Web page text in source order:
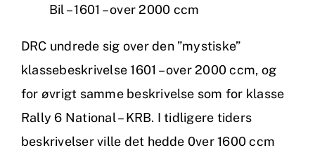
Bil – 1601 – over 2000 ccm
DRC undrede sig over den ”mystiske”
klassebeskrivelse 1601 – over 2000 ccm, og
for øvrigt samme beskrivelse som for klasse
Rally 6 National – KRB. I tidligere tiders
beskrivelser ville det hedde 0ver 1600 ccm